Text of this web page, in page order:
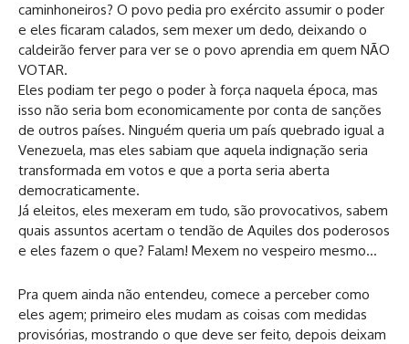
caminhoneiros? O povo pedia pro exército assumir o poder
e eles ficaram calados, sem mexer um dedo, deixando o
caldeirão ferver para ver se o povo aprendia em quem NÃO
VOTAR.
Eles podiam ter pego o poder à força naquela época, mas
isso não seria bom economicamente por conta de sanções
de outros países. Ninguém queria um país quebrado igual a
Venezuela, mas eles sabiam que aquela indignação seria
transformada em votos e que a porta seria aberta
democraticamente.
Já eleitos, eles mexeram em tudo, são provocativos, sabem
quais assuntos acertam o tendão de Aquiles dos poderosos
e eles fazem o que? Falam! Mexem no vespeiro mesmo…
Pra quem ainda não entendeu, comece a perceber como
eles agem; primeiro eles mudam as coisas com medidas
provisórias, mostrando o que deve ser feito, depois deixam